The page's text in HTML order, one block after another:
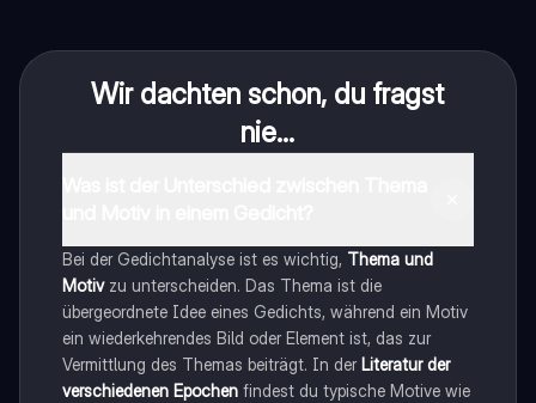
Wir dachten schon, du fragst
nie...
Bei der Gedichtanalyse ist es wichtig, Thema und
Motivzu unterscheiden. Das Thema ist die
übergeordnete Idee eines Gedichts, während ein Motiv
ein wiederkehrendes Bild oder Element ist, das zur
Vermittlung des Themas beiträgt. In der Literatur der
verschiedenen Epochenfindest du typische Motive wie